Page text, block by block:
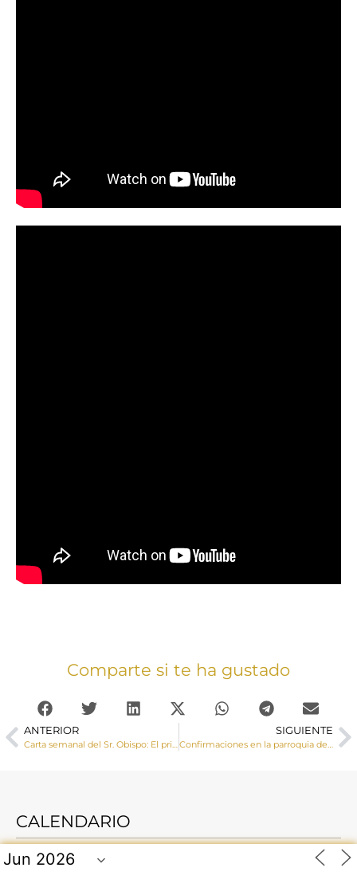
Comparte si te ha gustado
ANTERIOR
Carta semanal del Sr. Obispo: El principio de subsidiariedad
SIGUIENTE
Confirmaciones en la parroquia de San Fernando
CALENDARIO